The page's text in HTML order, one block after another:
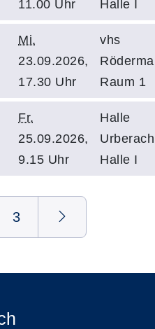
11.00 Uhr
Halle I
Mi.
23.09.2026,
17.30 Uhr
vhs
Raum 1
Fr.
25.09.2026,
9.15 Uhr
Halle
Halle I
3